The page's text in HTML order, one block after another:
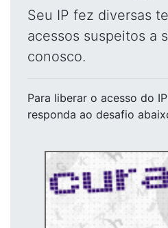
Seu IP fez diversas
acessos suspeitos a
conosco.
Para liberar o acesso do IP
responda ao desafio